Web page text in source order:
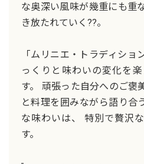
な奥深い風味が幾重にも重
き放たれていく??。
「ムリニエ・トラディショ
っくりと味わいの変化を
す。 頑張った自分へのご褒
と料理を囲みながら語り合
な味わいは、 特別で贅沢
す。